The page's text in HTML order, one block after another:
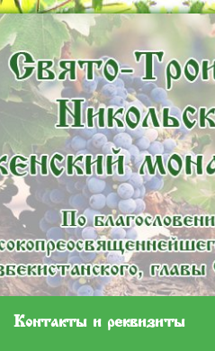
Контакты и реквизиты